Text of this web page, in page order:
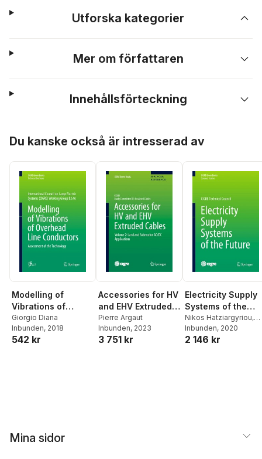
Utforska kategorier
Mer om författaren
Innehållsförteckning
Du kanske också är intresserad av
Modelling of
Vibrations of
Overhead Line
Conductors
Giorgio Diana
Inbunden, 2018
542 kr
Accessories for HV
and EHV Extruded
Cables
Pierre Argaut
Inbunden, 2023
3 751 kr
Electricity Supply
Systems of the
Future
Nikos Hatziargyriou,
Iony Patriota de
Siqueira
Inbunden, 2020
2 146 kr
Mina sidor